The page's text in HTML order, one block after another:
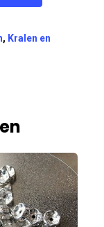
, Kralen en